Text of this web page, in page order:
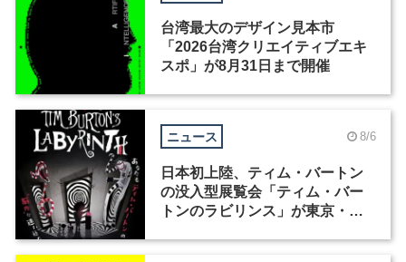
台湾最大のデザイン見本市
「2026台湾クリエイティブエキ
スポ」が8月31日まで開催
ニュース 8/6
日本初上陸、ティム・バートン
の没入型展覧会「ティム・バー
トンのラビリンス」が東京・豊